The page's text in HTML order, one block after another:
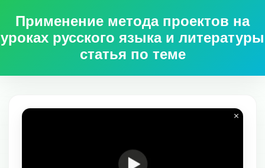
Применение метода проектов на
уроках русского языка и литературы
статья по теме